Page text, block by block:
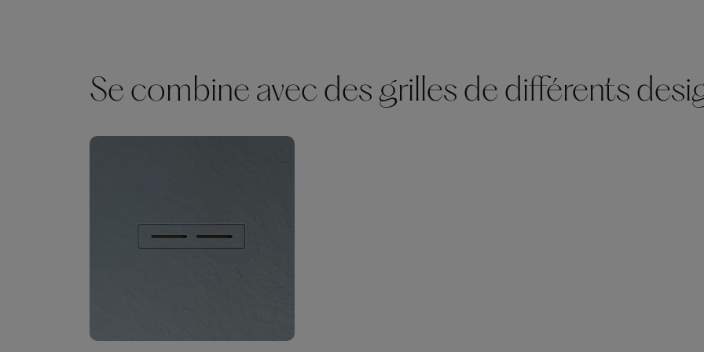
Se combine avec des grilles de différents